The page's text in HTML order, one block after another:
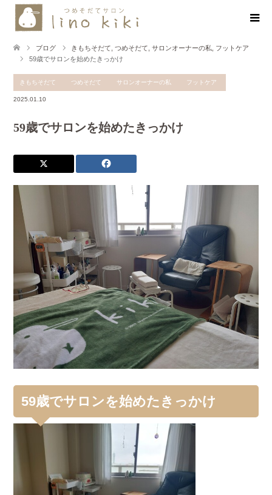
ブログ きもちそだて つめそだて サロンオーナーの私
フットケア
59歳でサロンを始めたきっかけ
きもちそだて つめそだて サロンオーナーの私 フットケア
2025.01.10
59歳でサロンを始めたきっかけ
59歳でサロンを始めたきっかけ